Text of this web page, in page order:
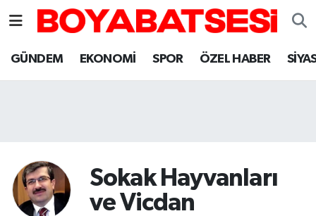
GÜNDEM EKONOMİ SPOR ÖZEL HABER
Sokak Hayvanları
ve Vicdan
Sinop Nöbetçi Eczaneler
Sinop Trafik Yoğunluk Haritası
Süper Lig Puan Durumu ve Fikstür